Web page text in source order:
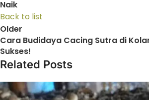
Naik
Back to list
Older
Cara Budidaya Cacing Sutra di
Sukses!
Related Posts